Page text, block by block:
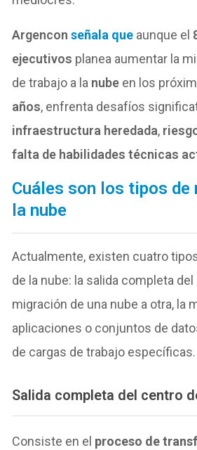
Argencon señala que aunque el
ejecutivos planea aumentar la
de trabajo a la nube en los
años, enfrenta desafíos
infraestructura heredada,
falta de habilidades técnicas
Cuáles son los tipos de
la nube
Actualmente, existen cuatro
de la nube: la salida completa
migración de una nube a otra, la
aplicaciones o conjuntos de
de cargas de trabajo específicas.
Salida completa del centro
Consiste en el proceso de